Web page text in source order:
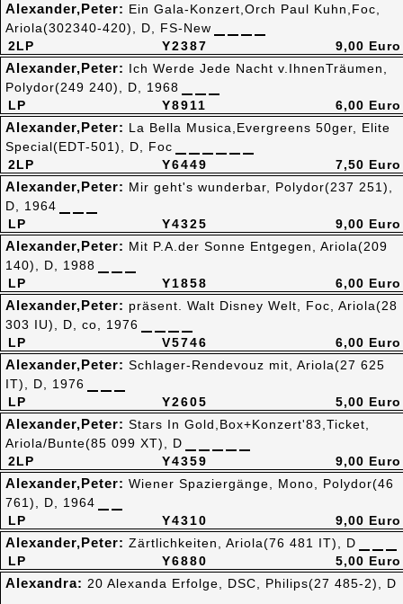
Y2387
2LP
Alexander,Peter: Ein Gala-Konzert,Orch Paul Kuhn,Foc,
Ariola(302340-420), D, FS-New
9,00 Euro
Y8911
LP
Alexander,Peter: Ich Werde Jede Nacht v.IhnenTräumen,
Polydor(249 240), D, 1968
6,00 Euro
Y6449
2LP
Alexander,Peter: La Bella Musica,Evergreens 50ger, Elite
Special(EDT-501), D, Foc
7,50 Euro
Y4325
LP
Alexander,Peter: Mir geht's wunderbar, Polydor(237 251),
D, 1964
9,00 Euro
Y1858
LP
Alexander,Peter: Mit P.A.der Sonne Entgegen, Ariola(209
140), D, 1988
6,00 Euro
V5746
LP
Alexander,Peter: präsent. Walt Disney Welt, Foc, Ariola(28
303 IU), D, co, 1976
6,00 Euro
Y2605
LP
Alexander,Peter: Schlager-Rendevouz mit, Ariola(27 625
IT), D, 1976
5,00 Euro
Y4359
2LP
Alexander,Peter: Stars In Gold,Box+Konzert'83,Ticket,
Ariola/Bunte(85 099 XT), D
9,00 Euro
Y4310
LP
Alexander,Peter: Wiener Spaziergänge, Mono, Polydor(46
761), D, 1964
9,00 Euro
Y6880
LP
Alexander,Peter: Zärtlichkeiten, Ariola(76 481 IT), D
5,00 Euro
Alexandra: 20 Alexanda Erfolge, DSC, Philips(27 485-2), D